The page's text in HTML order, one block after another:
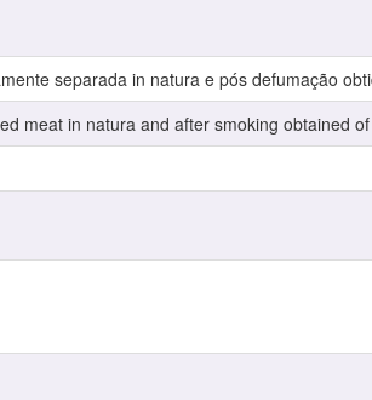
separada in natura e pós defumação
meat in natura and after smoking obtained